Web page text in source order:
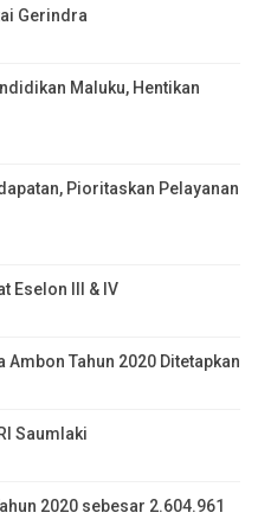
Gerindra
Maluku, Hentikan
Pioritaskan Pelayanan
Eselon III & IV
Ambon Tahun 2020 Ditetapkan
Saumlaki
2020 sebesar 2.604.961